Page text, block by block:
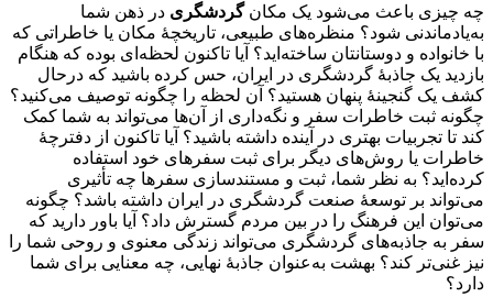
چه چیزی باعث می‌شود یک مکانگردشگری در ذهن شما
به‌یادماندنی شود؟ منظره‌های طبیعی، تاریخچۀ مکان یا خاطراتی که
با خانواده و دوستانتان ساخته‌اید؟ آیا تاکنون لحظه‌ای بوده که هنگام
بازدید یک جاذبۀ گردشگری در ایران، حس کرده باشید که درحال
کشف یک گنجینۀ پنهان هستید؟ آن لحظه را چگونه توصیف می‌کنید؟
چگونه ثبت خاطرات سفر و نگه‌داری از آن‌ها می‌تواند به شما کمک
کند تا تجربیات بهتری در آینده داشته باشید؟ آیا تاکنون از دفترچۀ
خاطرات یا روش‌های دیگر برای ثبت سفرهای خود استفاده
کرده‌اید؟ به نظر شما، ثبت و مستندسازی سفرها چه تأثیری
می‌تواند بر توسعۀ صنعت گردشگری در ایران داشته باشد؟ چگونه
می‌توان این فرهنگ را در بین مردم گسترش داد؟ آیا باور دارید که
سفر به جاذبه‌های گردشگری می‌تواند زندگی معنوی و روحی شما را
نیز غنی‌تر کند؟ بهشت به‌عنوان جاذبۀ نهایی، چه معنایی برای شما
دارد؟